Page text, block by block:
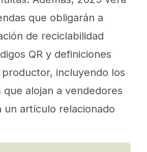
que obligarán a
de reciclabilidad
QR y definiciones
productor, incluyendo los
que alojan a vendedores
un artículo relacionado